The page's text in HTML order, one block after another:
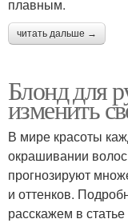
плавным.
читать дальше →
Блонд для
изменить
В мире красоты
окрашивании
прогнозируют
и оттенков.
расскажем в статье